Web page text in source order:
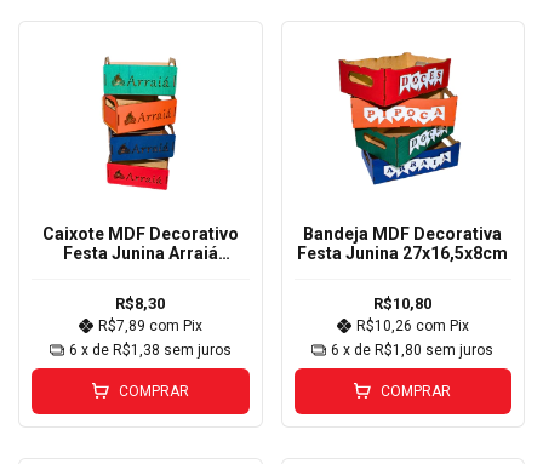
Caixote MDF Decorativo
Festa Junina Arraiá
R$8,30
R$7,89 com Pix
6 x de R$1,38 sem juros
COMPRAR
Bandeja MDF Decorativa
Festa Junina 27x16,5x8cm
R$10,80
R$10,26 com Pix
6 x deR$1,80 sem juros
COMPRAR